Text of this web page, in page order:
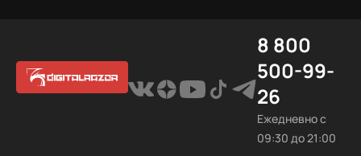
8 800
500-99-
26
Ежедневно с
09:30 до 21:00